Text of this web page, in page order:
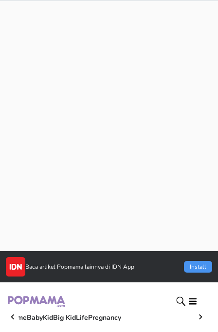
Baca artikel Popmama lainnya di IDN App Install
HomeBabyKidBig KidLifePregnancy